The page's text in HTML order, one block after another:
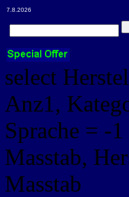
7.8.2026
select
Anz1,
Sprache = -
Masstab,
Masstab